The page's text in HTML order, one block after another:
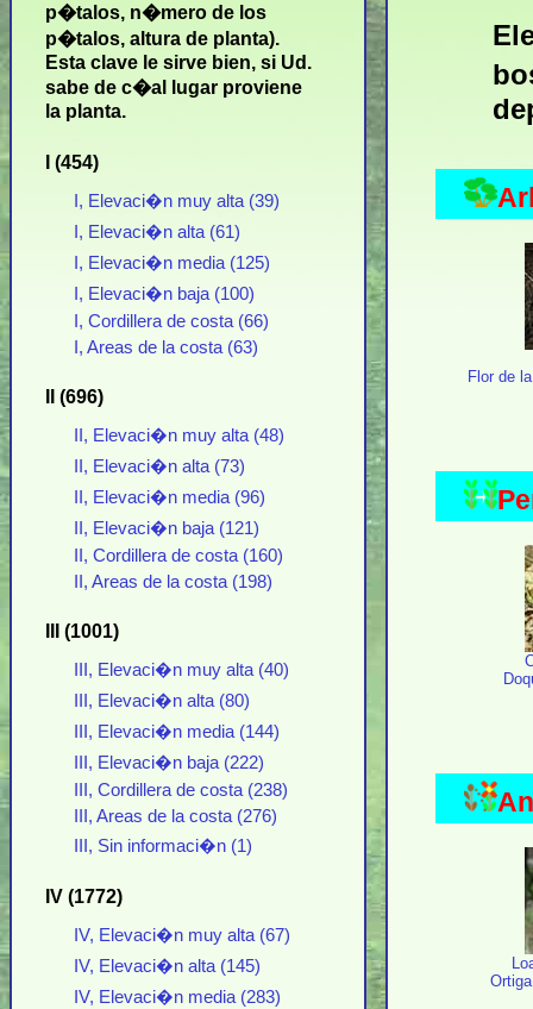
p�talos, n�mero de los
p�talos, altura de planta).
Esta clave le sirve bien, si Ud.
sabe de c�al lugar proviene
la planta.
I (454)
I, Elevaci�n muy alta (39)
I, Elevaci�n alta (61)
I, Elevaci�n media (125)
I, Elevaci�n baja (100)
I, Cordillera de costa (66)
I, Areas de la costa (63)
II (696)
II, Elevaci�n muy alta (48)
II, Elevaci�n alta (73)
II, Elevaci�n media (96)
II, Elevaci�n baja (121)
II, Cordillera de costa (160)
II, Areas de la costa (198)
III (1001)
III, Elevaci�n muy alta (40)
III, Elevaci�n alta (80)
III, Elevaci�n media (144)
III, Elevaci�n baja (222)
III, Cordillera de costa (238)
III, Areas de la costa (276)
III, Sin informaci�n (1)
IV (1772)
IV, Elevaci�n muy alta (67)
IV, Elevaci�n alta (145)
IV, Elevaci�n media (283)
Flor de